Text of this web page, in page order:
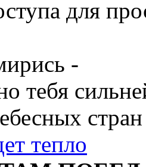
для
-
тебя
стран
тепло